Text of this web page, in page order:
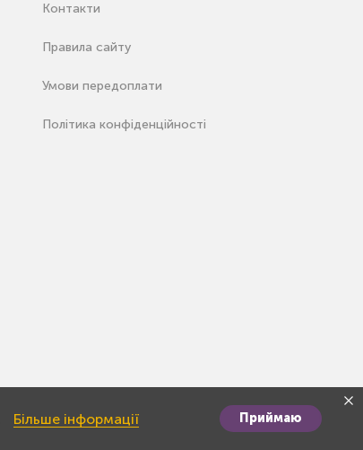
Контакти
Правила сайту
Умови передоплати
Політика конфіденційності
Більше інформації Приймаю